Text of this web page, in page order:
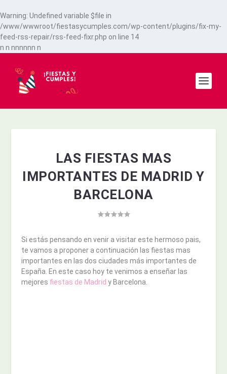
Warning: Undefined variable $file in
/www/wwwroot/fiestasycumples.com/wp-content/plugins/fix-my-
feed-rss-repair/rss-feed-fixr.php on line 14
n n nnnnnn n
LAS FIESTAS MAS
IMPORTANTES DE MADRID Y
BARCELONA
Si estás pensando en venir a visitar este hermoso pais,
te vamos a proponer a continuación las fiestas mas
importantes en las dos ciudades más importantes de
España. En este caso hoy te venimos a enseñar las
mejores fiestas de Madrid y Barcelona.